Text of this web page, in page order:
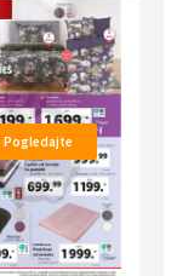
Pogledajte